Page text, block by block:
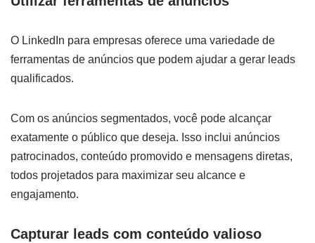
O LinkedIn para empresas oferece uma variedade de
ferramentas de anúncios que podem ajudar a gerar leads
qualificados.
Com os anúncios segmentados, você pode alcançar
exatamente o público que deseja. Isso inclui anúncios
patrocinados, conteúdo promovido e mensagens diretas,
todos projetados para maximizar seu alcance e
engajamento.
Capturar leads com conteúdo valioso